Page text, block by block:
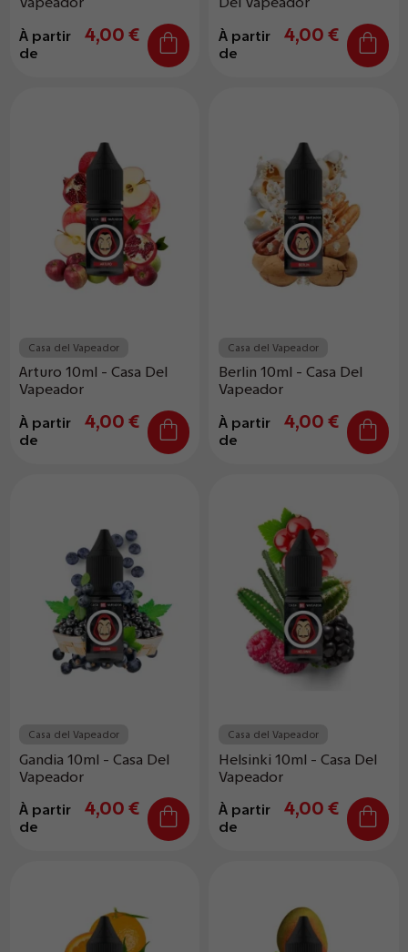
À partir
de
4,00 €
À partir
de
4,00 €
Casa del Vapeador
Arturo 10ml - Casa Del
Vapeador
À partir
de
4,00 €
Casa del Vapeador
Berlin 10ml - Casa Del
Vapeador
À partir
de
4,00 €
Casa del Vapeador
Gandia 10ml - Casa Del
Vapeador
À partir
de
4,00 €
Casa del Vapeador
Helsinki 10ml - Casa Del
Vapeador
À partir
de
4,00 €